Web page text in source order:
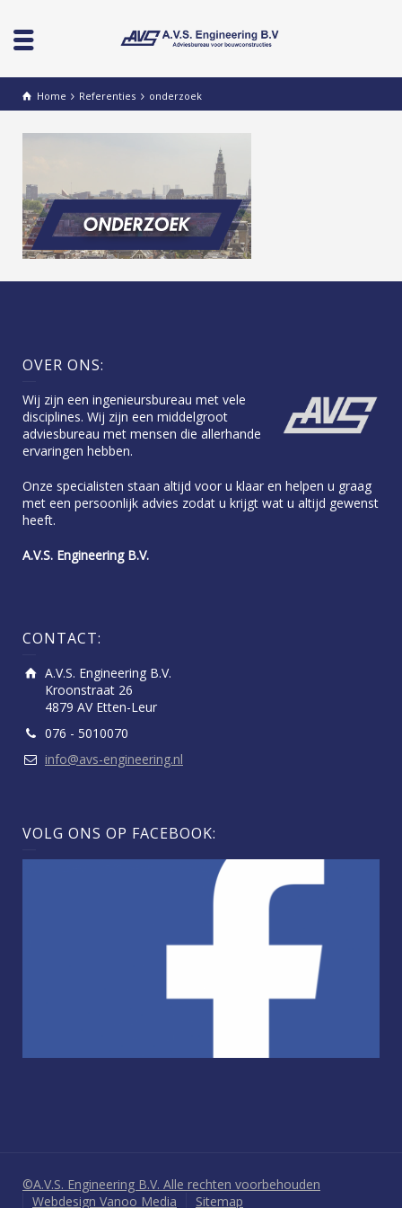
Home Referenties onderzoek
OVER ONS:
Wij zijn een ingenieursbureau met vele
disciplines. Wij zijn een middelgroot
adviesbureau met mensen die allerhande
ervaringen hebben.
Onze specialisten staan altijd voor u klaar en helpen u graag
met een persoonlijk advies zodat u krijgt wat u altijd gewenst
heeft.
A.V.S. Engineering B.V.
CONTACT:
A.V.S. Engineering B.V.
Kroonstraat 26
4879 AV Etten-Leur
076 - 5010070
info@avs-engineering.nl
VOLG ONS OP FACEBOOK:
©A.V.S. Engineering B.V. Alle rechten voorbehouden
Webdesign Vanoo Media
Sitemap